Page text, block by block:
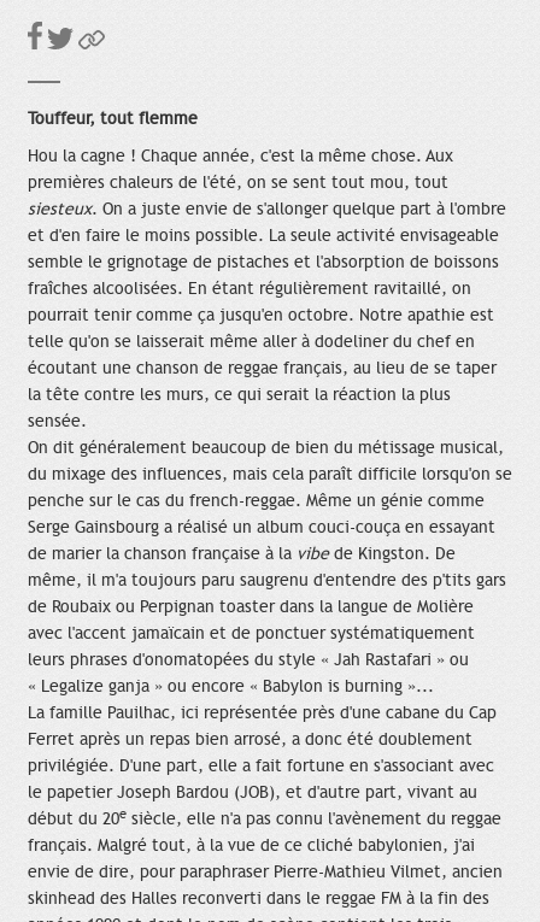
Touffeur, tout flemme
Hou la cagne ! Chaque année, c'est la même chose. Aux
premières chaleurs de l'été, on se sent tout mou, tout
siesteux. On a juste envie de s'allonger quelque part à l'ombre
et d'en faire le moins possible. La seule activité envisageable
semble le grignotage de pistaches et l'absorption de boissons
fraîches alcoolisées. En étant régulièrement ravitaillé, on
pourrait tenir comme ça jusqu'en octobre. Notre apathie est
telle qu'on se laisserait même aller à dodeliner du chef en
écoutant une chanson de reggae français, au lieu de se taper
la tête contre les murs, ce qui serait la réaction la plus
sensée.
On dit généralement beaucoup de bien du métissage musical,
du mixage des influences, mais cela paraît difficile lorsqu'on se
penche sur le cas du french-reggae. Même un génie comme
Serge Gainsbourg a réalisé un album couci-couça en essayant
de marier la chanson française à la vibede Kingston. De
même, il m'a toujours paru saugrenu d'entendre des p'tits gars
de Roubaix ou Perpignan toaster dans la langue de Molière
avec l'accent jamaïcain et de ponctuer systématiquement
leurs phrases d'onomatopées du style « Jah Rastafari » ou
« Legalize ganja » ou encore « Babylon is burning »...
La famille Pauilhac, ici représentée près d'une cabane du Cap
Ferret après un repas bien arrosé, a donc été doublement
privilégiée. D'une part, elle a fait fortune en s'associant avec
le papetier Joseph Bardou (JOB), et d'autre part, vivant au
début du 20e siècle, elle n'a pas connu l'avènement du reggae
français. Malgré tout, à la vue de ce cliché babylonien, j'ai
envie de dire, pour paraphraser Pierre-Mathieu Vilmet, ancien
skinhead des Halles reconverti dans le reggae FM à la fin des